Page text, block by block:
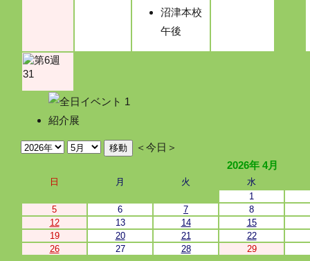
沼津本校
午後
31
紹介展
＜今日＞
2026年 4月
日 月 火
水
1
5
6 7
8
12
13 14
15
19
20 21
22
26
27 28 29